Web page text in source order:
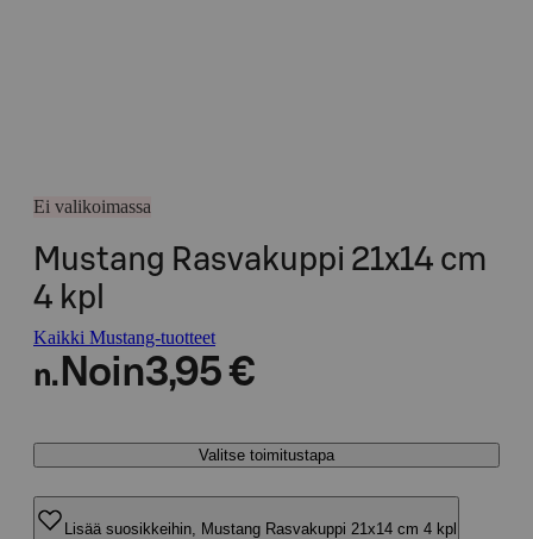
Ei valikoimassa
Mustang Rasvakuppi 21x14 cm
4 kpl
Kaikki Mustang-tuotteet
n. Noin3,95 €
Valitse toimitustapa
Lisää suosikkeihin, Mustang Rasvakuppi 21x14 cm 4 kpl